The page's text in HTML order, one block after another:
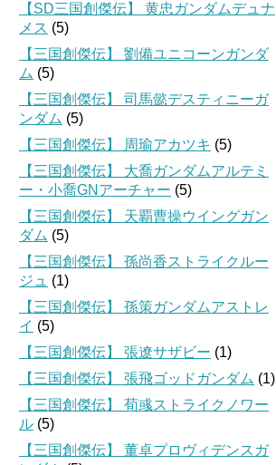
【SD三国創傑伝】 黄忠ガンダムデュナ
メス (5)
【三国創傑伝】 劉備ユニコーンガンダ
ム (5)
【三国創傑伝】 司馬懿デスティニーガ
ンダム (5)
【三国創傑伝】 周瑜アカツキ (5)
【三国創傑伝】 大喬ガンダムアルテミ
ー・小喬GNアーチャー (5)
【三国創傑伝】 天覇曹操ウイングガン
ダム (5)
【三国創傑伝】 孫尚香ストライクルー
ジュ (1)
【三国創傑伝】 孫策ガンダムアストレ
イ (5)
【三国創傑伝】 張遼サザビー (1)
【三国創傑伝】 張飛ゴッドガンダム (1)
【三国創傑伝】 荀彧ストライクノワー
ル (5)
【三国創傑伝】 董卓プロヴィデンスガ